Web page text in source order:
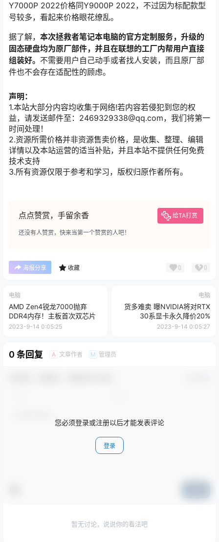
Y7000P 2022价格同Y9000P 2022，不过因为标配款型
号较多，看起来价格眼花缭乱。
据了解， 本次拯救者笔记本电脑的官方定制服务，升级的
固态硬盘均为原厂部件，并且在联想的工厂内帮用户直接
组装好。 不需要用户自己动手或者找人安装，而且原厂部
件也不会存在适配性的顾虑。
声明：
1.本站大部分内容均收集于网络!若内容若侵犯到您的权
益，请发送邮件至：2469329338@qq.com，我们将第一
时间处理！
2.资源所需价格并非资源售卖价格，是收集、整理、编辑
详情以及本站运营的适当补贴，并且本站不提供任何免费
技术支持
3.所有资源仅限于参考和学习，版权归原作者所有。
点点赞赏，手留余香 给TA打赏
还没有人赞赏，快来当第一个赞赏的人吧！
海报分享 收藏 0 0
电脑
AMD Zen4锐龙7000抛弃
DDR4内存！主板首次双芯片
2023-9-14 0:05:25
电脑
货多难卖 曝NVIDIA将对RTX
30系显卡永久降价20%
2023-9-14 0:05:27
0 条回复 A 文章作者 M 管理员
您必须登录或注册以后才能发表评论
登录
暂无讨论，说说你的看法吧